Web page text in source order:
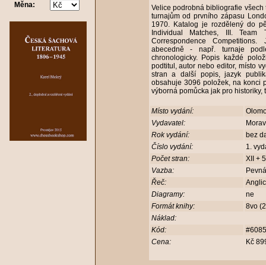
Měna:
Velice podrobná bibliografie
turnajům od prvního zápasu
1970. Katalog je rozdělený do
Individual Matches, III. Team
Correspondence
abecedně - např. turnaje
chronologicky. Popis každé
podtitul, autor nebo editor, místo
stran a další popis, jazyk
obsahuje 3096 položek, na konci
výborná pomůcka jak pro
Místo vydání:
Vydavatel:
Rok vydání:
bez
Číslo vydání:
1.
Počet stran:
XII +
Vazba:
Řeč:
Diagramy:
ne
Formát knihy:
8vo
Náklad:
Kód:
Cena:
Kč